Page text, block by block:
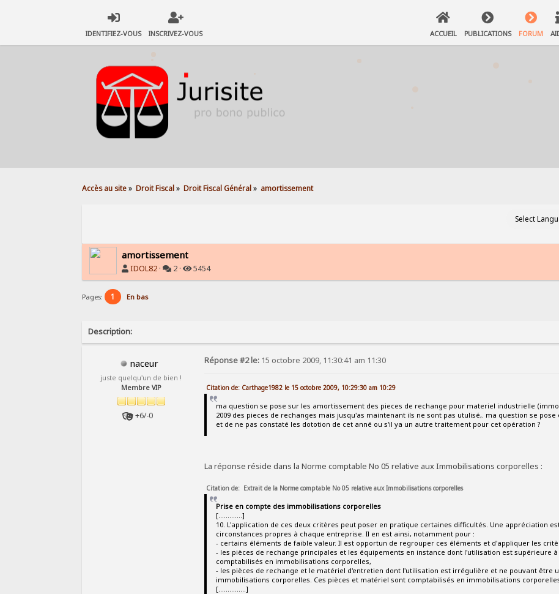
IDENTIFIEZ-VOUS INSCRIVEZ-VOUS ACCUEIL PUBLICATIONS FORUM
Accès au site» Droit Fiscal» Droit Fiscal Général» amortissement
amortissement
IDOL82 · 2 · 5454
Pages: 1 En bas
Description:
naceur
juste quelqu'un de bien !
Membre VIP
+6/-0
Réponse #2 le: 15 octobre 2009, 11:30:41 am 11:30
Citation de: Carthage1982 le 15 octobre 2009, 10:29:30 am 10:29
ma question se pose sur les amortissement des pieces de rechange pour materiel industrielle
2009 des pieces de rechanges mais jusqu'as maintenant ils ne sont pas utulisé,. ma question se
et de ne pas constaté les dototion de cet anné ou s'il ya un autre traitement pour cet opération ?
La réponse réside dans la Norme comptable No 05 relative aux Immobilisations corporelles :
Citation de: Extrait de la Norme comptable No 05 relative aux Immobilisations corporelles
Prise en compte des immobilisations corporelles
[.............]
10. L'application de ces deux critères peut poser en pratique certaines difficultés. Une appréciation
circonstances propres à chaque entreprise. Il en est ainsi, notamment pour :
- certains éléments de faible valeur. Il est opportun de regrouper ces éléments et d'appliquer les
- les pièces de rechange principales et les équipements en instance dont l'utilisation est supérieure
comptabilisés en immobilisations corporelles,
- les pièces de rechange et le matériel d'entretien dont l'utilisation est irrégulière et ne pouvant être
immobilisations corporelles. Ces pièces et matériel sont comptabilisés en immobilisations
[...............]